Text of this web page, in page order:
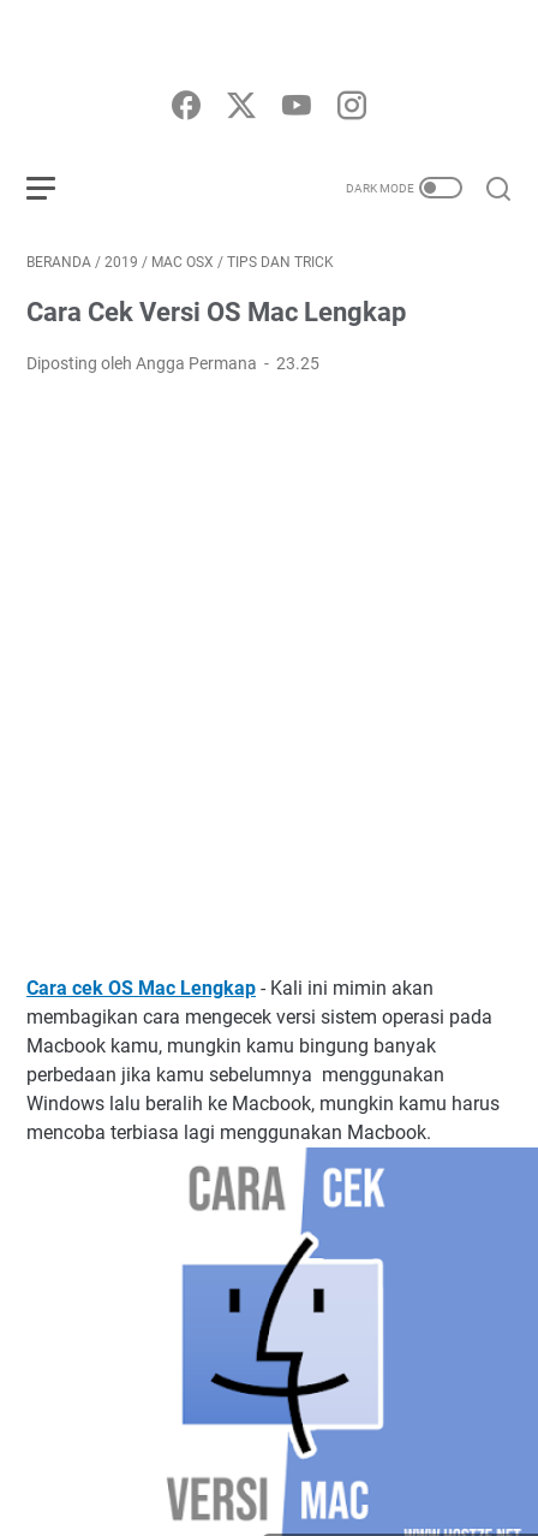
BERANDA / 2019 / MAC OSX / TIPS DAN TRICK
Cara Cek Versi OS Mac Lengkap
Diposting oleh Angga Permana 23.25
Cara cek OS Mac Lengkap - Kali ini mimin akan
membagikan cara mengecek versi sistem operasi pada
Macbook kamu, mungkin kamu bingung banyak
perbedaan jika kamu sebelumnya menggunakan
Windows lalu beralih ke Macbook, mungkin kamu harus
mencoba terbiasa lagi menggunakan Macbook.